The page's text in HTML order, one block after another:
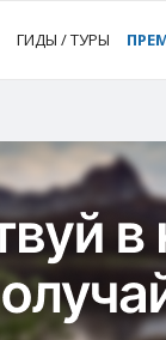
ГИДЫ / ТУРЫ